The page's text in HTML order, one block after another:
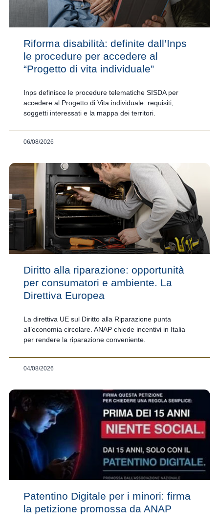
Riforma disabilità: definite dall’Inps
le procedure per accedere al
“Progetto di vita individuale”
Inps definisce le procedure telematiche SISDA per
accedere al Progetto di Vita individuale: requisiti,
soggetti interessati e la mappa dei territori.
06/08/2026
Diritto alla riparazione: opportunità
per consumatori e ambiente. La
Direttiva Europea
La direttiva UE sul Diritto alla Riparazione punta
all’economia circolare. ANAP chiede incentivi in Italia
per rendere la riparazione conveniente.
04/08/2026
Patentino Digitale per i minori: firma
la petizione promossa da ANAP